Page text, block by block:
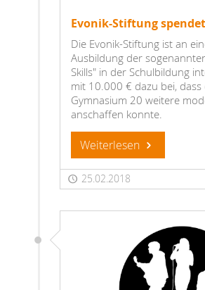
Evonik-Stiftung spendet
Die Evonik-Stiftung ist an
Ausbildung der
Skills" in der Schulbildung
mit 10.000 € dazu bei, dass
Gymnasium 20 weitere
anschaffen konnte.
Weiterlesen
25.02.2018